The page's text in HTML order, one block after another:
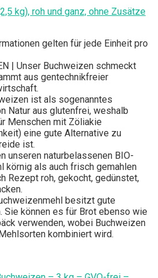
kg), roh und ganz, ohne Zusätze
gelten für jede Einheit pro
| Unser Buchweizen schmeckt
aus gentechnikfreier
ist als sogenanntes
Natur aus glutenfrei, weshalb
Menschen mit Zöliakie
eine gute Alternative zu
ist.
unseren naturbelassenen BIO-
körnig als auch frisch gemahlen
Rezept roh, gekocht, gedünstet,
besitzt gute
Sie können es für Brot ebenso wie
verwenden, wobei Buchweizen
kombiniert wird.